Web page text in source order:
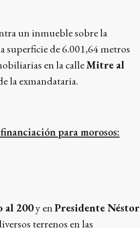
un inmueble sobre la
superficie de 6.001,64 metros
en la calleMitre al
la exmandataria.
para morosos:
al 200y enPresidente Néstor
terrenos en las